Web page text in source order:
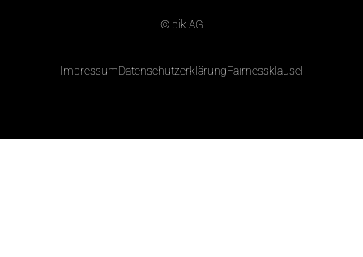
© pik AG
ImpressumDatenschutzerklärungFairnessklausel